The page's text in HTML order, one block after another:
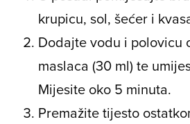
krupicu, sol, šećer i
Dodajte vodu i polovicu
maslaca (30 ml) te
Mijesite oko 5 minuta.
Premažite tijesto